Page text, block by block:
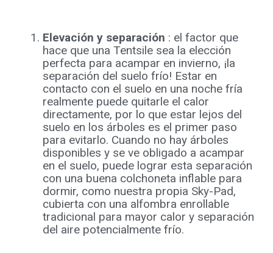
Elevación y separación : el factor que
hace que una Tentsile sea la elección
perfecta para acampar en invierno, ¡la
separación del suelo frío! Estar en
contacto con el suelo en una noche fría
realmente puede quitarle el calor
directamente, por lo que estar lejos del
suelo en los árboles es el primer paso
para evitarlo. Cuando no hay árboles
disponibles y se ve obligado a acampar
en el suelo, puede lograr esta separación
con una buena colchoneta inflable para
dormir, como nuestra propia Sky-Pad,
cubierta con una alfombra enrollable
tradicional para mayor calor y separación
del aire potencialmente frío.